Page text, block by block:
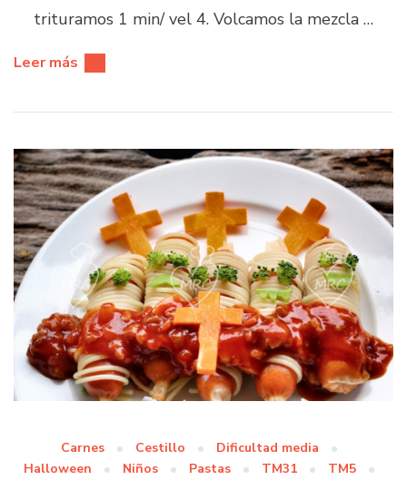
trituramos 1 min/ vel 4. Volcamos la mezcla …
Leer más
Carnes Cestillo
Dificultad media
Halloween
Niños Pastas TM31
TM5